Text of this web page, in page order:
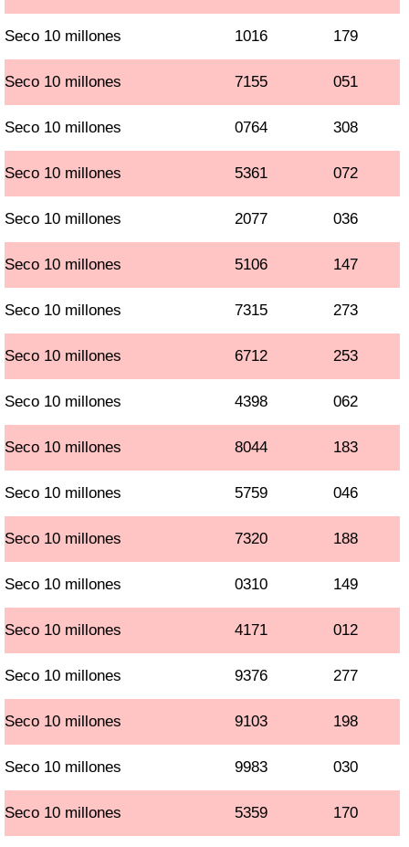
Seco 10 millones 1016 179
Seco 10 millones 7155 051
Seco 10 millones 0764 308
Seco 10 millones 5361 072
Seco 10 millones 2077 036
Seco 10 millones 5106 147
Seco 10 millones 7315 273
Seco 10 millones 6712 253
Seco 10 millones 4398 062
Seco 10 millones 8044 183
Seco 10 millones 5759 046
Seco 10 millones 7320 188
Seco 10 millones 0310 149
Seco 10 millones 4171 012
Seco 10 millones 9376 277
Seco 10 millones 9103 198
Seco 10 millones 9983 030
Seco 10 millones 5359 170